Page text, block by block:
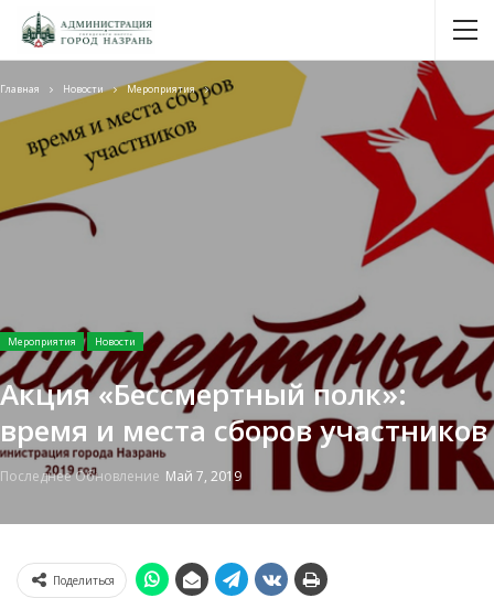
Главная Новости Мероприятия
Мероприятия Новости
Акция «Бессмертный полк»:
время и места сборов участников
Последнее Обновление Май 7, 2019
Поделиться